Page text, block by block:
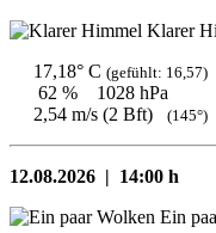
Klarer
17,18° C (gefühlt: 16,57)
62 %
1028 hPa
2,54 m/s (2 Bft)
(145°)
12.08.2026 | 14:00 h
Ein